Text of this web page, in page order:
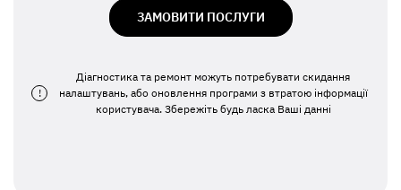
ЗАМОВИТИ ПОСЛУГИ
!
Діагностика та ремонт можуть потребувати скидання
налаштувань, або оновлення програми з втратою інформації
користувача. Збережіть будь ласка Ваші данні